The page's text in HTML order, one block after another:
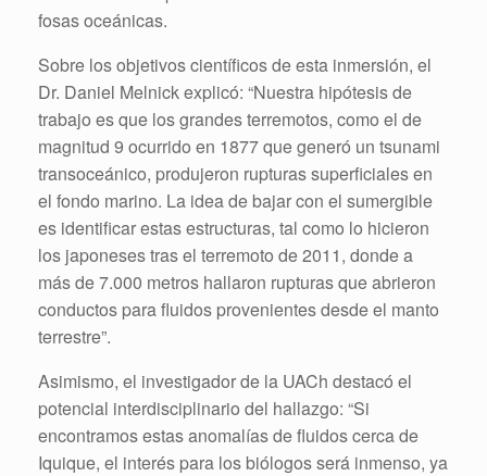
fosas oceánicas.
Sobre los objetivos científicos de esta inmersión, el
Dr. Daniel Melnick explicó: “Nuestra hipótesis de
trabajo es que los grandes terremotos, como el de
magnitud 9 ocurrido en 1877 que generó un tsunami
transoceánico, produjeron rupturas superficiales en
el fondo marino. La idea de bajar con el sumergible
es identificar estas estructuras, tal como lo hicieron
los japoneses tras el terremoto de 2011, donde a
más de 7.000 metros hallaron rupturas que abrieron
conductos para fluidos provenientes desde el manto
terrestre”.
Asimismo, el investigador de la UACh destacó el
potencial interdisciplinario del hallazgo: “Si
encontramos estas anomalías de fluidos cerca de
Iquique, el interés para los biólogos será inmenso, ya